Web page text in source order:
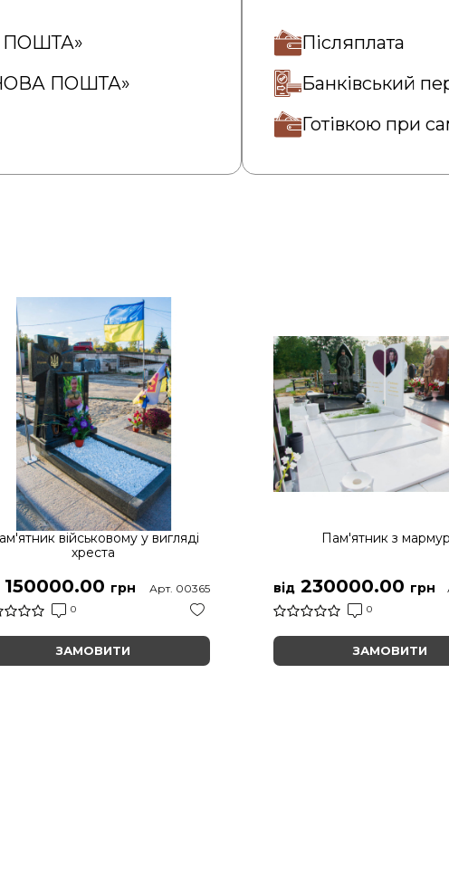
ПОШТА»
ПОШТА»
Післяплата
Банківський
Готівкою при
військовому у вигляді
хреста
грн
0
Арт. 00365
ЗАМОВИТИ
Пам'ятник з
від 230000.00 грн
0
ЗАМОВИТИ